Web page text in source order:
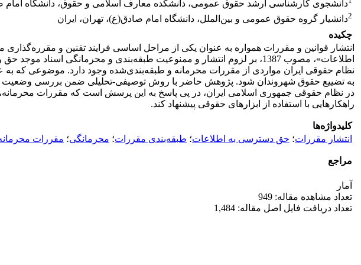
دانشجوی کارشناسی ارشد حقوق عمومی، دانشکده معارف اسلامی و حقوق، دانشگاه امام
2دانشیار گروه حقوق عمومی و بین‌الملل، دانشگاه امام صادق(ع)، تهران، ایران
چکیده
انتشار قوانین و مقررات همواره به عنوان یکی از مراحل اساسی فرایند تقنین و
اطلاعات»، مصوب 1387، بر لزوم انتشار و ممنوعیت طبقه‌بندی و محرمانگی
نظام حقوقی ایران مواردی از مقررات محرمانه و طبقه‌بندی‌شده وجود دارد. موضوعی که
به تضییع حقوق شهروندان شود. پژوهش حاضر با روش توصیفی-تحلیلی ضمن بررسی وضعیت
در نظام حقوقی جمهوری اسلامی ایران، در پی پاسخ به این پرسش است که مقررات
راهکارهایی با استفاده از ابزارهای حقوقی پیشنهاد کند.
کلیدواژه‌ها
انتشار مقررات؛ حق دسترسی به اطلاعات؛ طبقه‌بندی مقررات؛ محرمانگی؛ مقررات
مراجع
آمار
تعداد مشاهده مقاله: 949
تعداد دریافت فایل اصل مقاله: 1,484